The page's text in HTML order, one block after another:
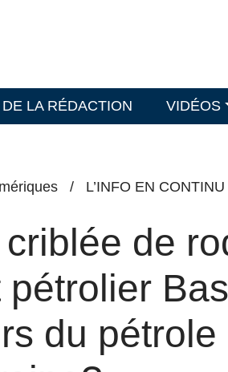
LA RÉDACTION VIDÉOS
/ L’INFO EN CONTINU
de
du pétrole